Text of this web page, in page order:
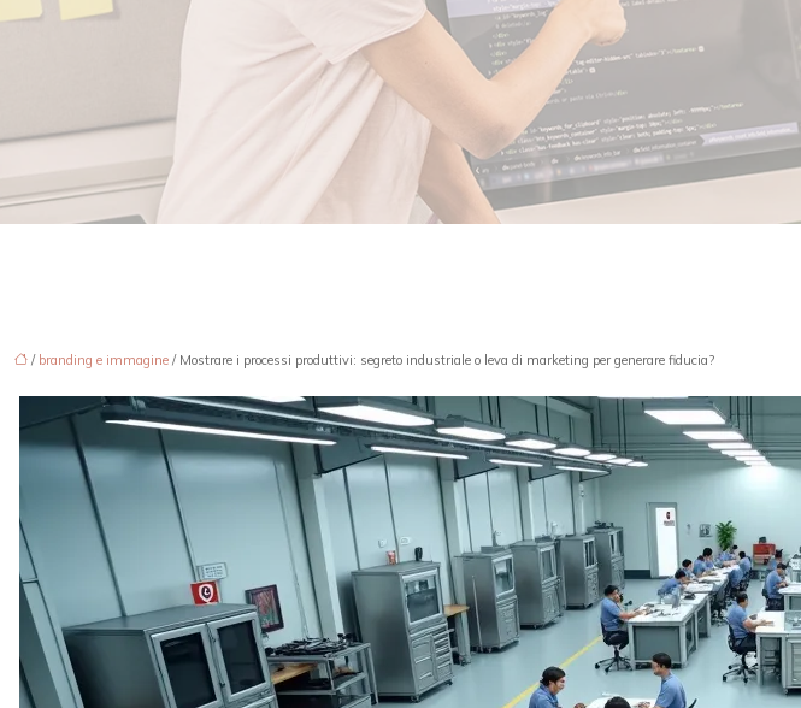
/ branding e immagine / Mostrare i processi produttivi: segreto industriale o leva di marketing per generare fiducia?